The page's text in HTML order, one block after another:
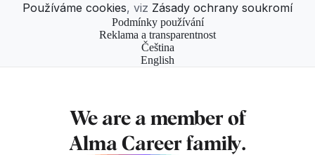
Používáme cookies, viz Zásady ochrany soukromí
Podmínky používání
Reklama a transparentnost
Čeština
English
We are a member of
Alma Career family.